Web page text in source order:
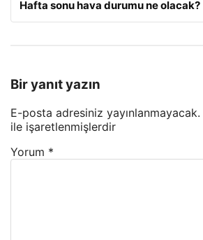
Hafta sonu hava durumu ne olacak?
Bir yanıt yazın
E-posta adresiniz yayınlanmayacak.
ile işaretlenmişlerdir
Yorum *